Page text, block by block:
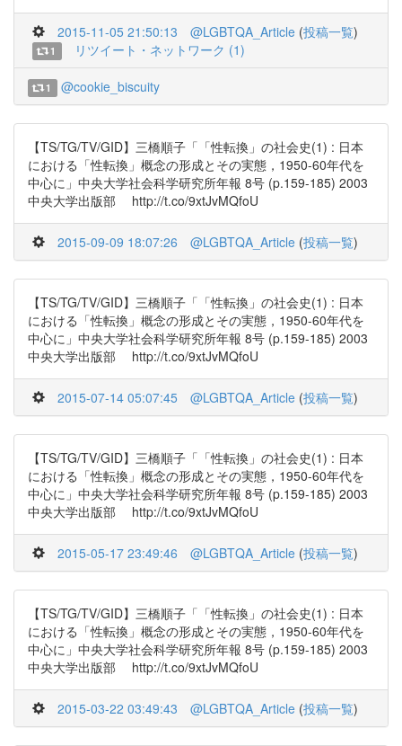
2015-11-05 21:50:13 @LGBTQA_Article (投稿一覧)
1 リツイート・ネットワーク (1)
1 @cookie_biscuity
【TS/TG/TV/GID】三橋順子「「性転換」の社会史(1) : 日本
における「性転換」概念の形成とその実態，1950-60年代を
中心に」中央大学社会科学研究所年報 8号 (p.159-185) 2003
中央大学出版部 http://t.co/9xtJvMQfoU
2015-09-09 18:07:26 @LGBTQA_Article (投稿一覧)
【TS/TG/TV/GID】三橋順子「「性転換」の社会史(1) : 日本
における「性転換」概念の形成とその実態，1950-60年代を
中心に」中央大学社会科学研究所年報 8号 (p.159-185) 2003
中央大学出版部 http://t.co/9xtJvMQfoU
2015-07-14 05:07:45 @LGBTQA_Article (投稿一覧)
【TS/TG/TV/GID】三橋順子「「性転換」の社会史(1) : 日本
における「性転換」概念の形成とその実態，1950-60年代を
中心に」中央大学社会科学研究所年報 8号 (p.159-185) 2003
中央大学出版部 http://t.co/9xtJvMQfoU
2015-05-17 23:49:46 @LGBTQA_Article (投稿一覧)
【TS/TG/TV/GID】三橋順子「「性転換」の社会史(1) : 日本
における「性転換」概念の形成とその実態，1950-60年代を
中心に」中央大学社会科学研究所年報 8号 (p.159-185) 2003
中央大学出版部 http://t.co/9xtJvMQfoU
2015-03-22 03:49:43 @LGBTQA_Article (投稿一覧)